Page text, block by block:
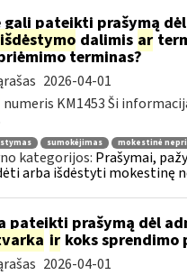
gali pateikti prašymą dėl
išdėstymo dalimis ar
terminas?
2026-04-01
numeris KM1453 Ši
sumokėjimas mokestinė
kategorijos: Prašymai,
arba išdėstyti mokestinę
pateikti prašymą dėl
irkoks sprendimo
2026-04-01